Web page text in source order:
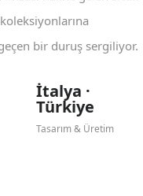
bir duruş sergiliyor.
İtalya ·
Türkiye
Tasarım & Üretim